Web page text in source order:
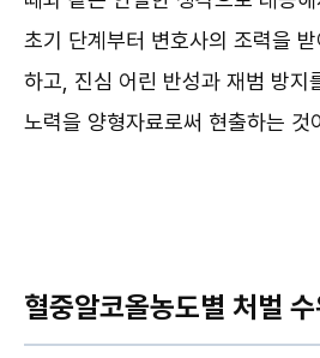
초기 단계부터 변호사의 조력을
하고, 진심 어린 반성과 재범 방지
노력을 양형자료로써 현출하는 것
혈중알코올농도별 처벌 수